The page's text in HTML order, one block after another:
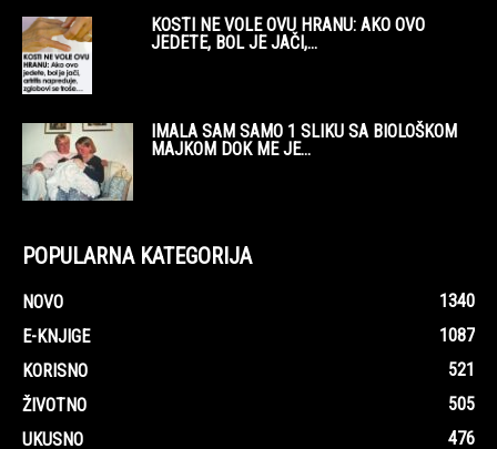
KOSTI NE VOLE OVU HRANU: AKO OVO
JEDETE, BOL JE JAČI,...
IMALA SAM SAMO 1 SLIKU SA BIOLOŠKOM
MAJKOM DOK ME JE...
POPULARNA KATEGORIJA
NOVO
1340
E-KNJIGE
1087
KORISNO
521
ŽIVOTNO
505
UKUSNO
476